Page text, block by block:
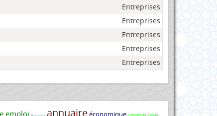
Entreprises
Entreprises
Entreprises
Entreprises
Entreprises
emploi annuaireéconomique Université Privée